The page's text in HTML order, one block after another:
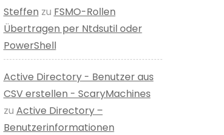
Steffen zu FSMO-Rollen
Übertragen per Ntdsutil oder
PowerShell
Active Directory - Benutzer aus
CSV erstellen - ScaryMachines
zu Active Directory –
Benutzerinformationen